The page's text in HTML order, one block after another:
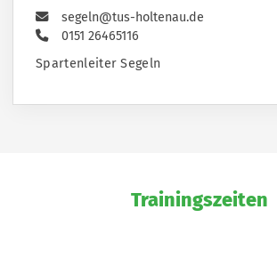
segeln@tus-holtenau.de
0151 26465116
Spartenleiter Segeln
Trainingszeiten